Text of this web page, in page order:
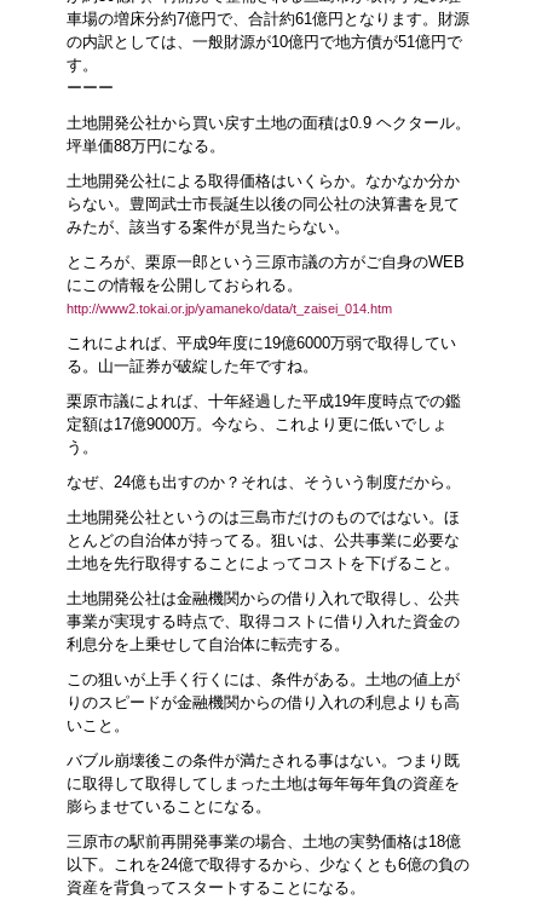
車場の増床分約7億円で、合計約61億円となります。財源
の内訳としては、一般財源が10億円で地方債が51億円で
す。
ーーー
土地開発公社から買い戻す土地の面積は0.9 ヘクタール。
坪単価88万円になる。
土地開発公社による取得価格はいくらか。なかなか分か
らない。豊岡武士市長誕生以後の同公社の決算書を見て
みたが、該当する案件が見当たらない。
ところが、栗原一郎という三原市議の方がご自身のWEB
にこの情報を公開しておられる。
http://www2.tokai.or.jp/yamaneko/data/t_zaisei_014.htm
これによれば、平成9年度に19億6000万弱で取得してい
る。山一証券が破綻した年ですね。
栗原市議によれば、十年経過した平成19年度時点での鑑
定額は17億9000万。今なら、これより更に低いでしょ
う。
なぜ、24億も出すのか？それは、そういう制度だから。
土地開発公社というのは三島市だけのものではない。ほ
とんどの自治体が持ってる。狙いは、公共事業に必要な
土地を先行取得することによってコストを下げること。
土地開発公社は金融機関からの借り入れで取得し、公共
事業が実現する時点で、取得コストに借り入れた資金の
利息分を上乗せして自治体に転売する。
この狙いが上手く行くには、条件がある。土地の値上が
りのスピードが金融機関からの借り入れの利息よりも高
いこと。
バブル崩壊後この条件が満たされる事はない。つまり既
に取得して取得してしまった土地は毎年毎年負の資産を
膨らませていることになる。
三原市の駅前再開発事業の場合、土地の実勢価格は18億
以下。これを24億で取得するから、少なくとも6億の負の
資産を背負ってスタートすることになる。